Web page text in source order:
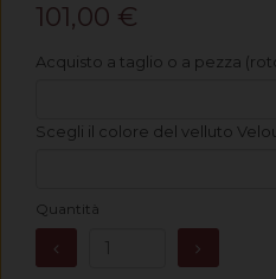
101,00 €
Acquisto a taglio o a pezza
Scegli il colore del velluto
Quantità